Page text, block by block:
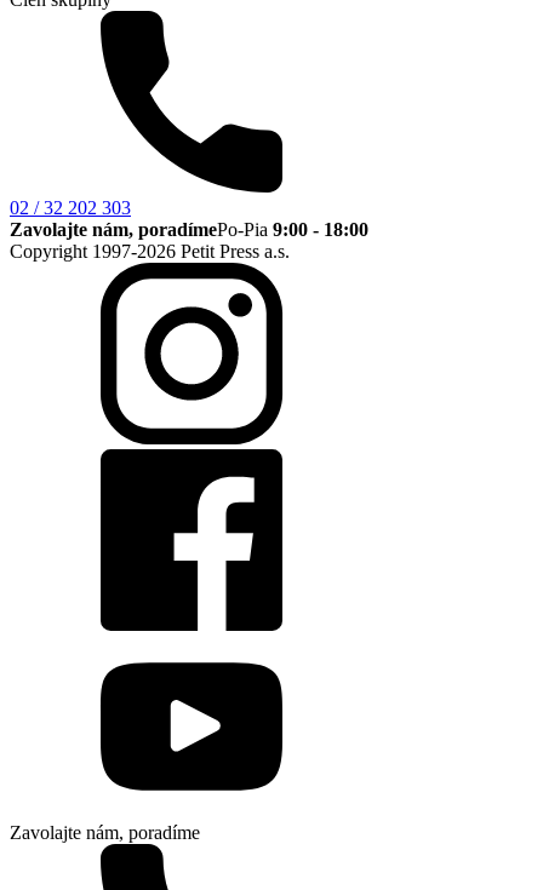
02 / 32 202 303
Zavolajte nám, poradímePo-Pia 9:00 - 18:00
Copyright 1997-2026 Petit Press a.s.
Zavolajte nám, poradíme